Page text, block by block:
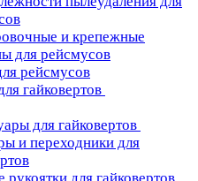
и крепежные
для рейсмусов
рейсмусов
гайковертов
для гайковертов
и переходники для